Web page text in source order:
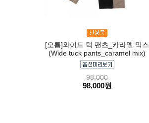
[오름]와이드 턱 팬츠_카라멜 믹스
(Wide tuck pants_caramel mix)
98,000
98,000원